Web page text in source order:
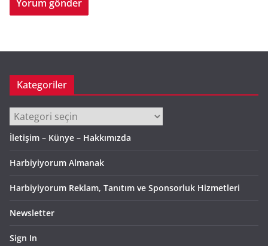
Kategoriler
Kategoriler
İletişim – Künye – Hakkımızda
Harbiyiyorum Almanak
Harbiyiyorum Reklam, Tanıtım ve Sponsorluk Hizmetleri
Newsletter
Sign In